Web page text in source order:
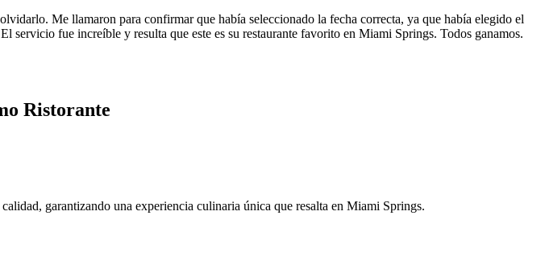
Me llamaron para confirmar que había seleccionado la fecha correcta, ya que había elegido el
fue increíble y resulta que este es su restaurante favorito en Miami Springs. Todos ganamos.
Ristorante
garantizando una experiencia culinaria única que resalta en Miami Springs.